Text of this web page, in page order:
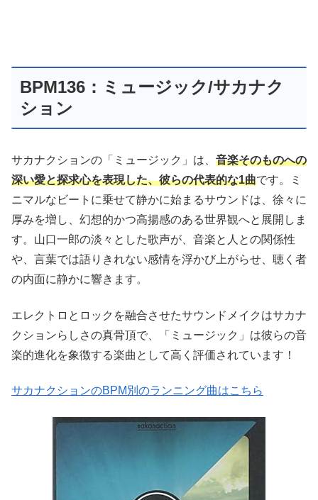
BPM136：ミュージック/サカナク
ション
サカナクションの「ミュージック」は、 音楽そのものへの
深い愛と探求心を表現した、彼らの代表的な1曲です。ミ
ニマルなビートに乗せて静かに始まるサウンドは、徐々に
厚みを増し、幻想的かつ高揚感のある世界観へと展開しま
す。山口一郎の淡々とした歌声が、音楽と人との関係性
や、言葉では語りきれない感情を浮かび上がらせ、聴く者
の内面に静かに響きます。
エレクトロとロックを融合させたサウンドメイクはサカナ
クションらしさの真骨頂で、「ミュージック」は彼らの音
楽的進化を象徴する楽曲として高く評価されています！
サカナクションのBPM別のランニング曲はこちら